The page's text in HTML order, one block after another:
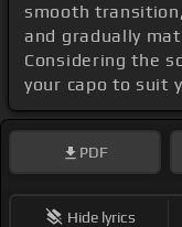
smooth
and gradually
Considering the
your capo to suit
PDF
Hide lyrics